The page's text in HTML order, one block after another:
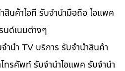
สินค้าไอที รับจำนำมือถือ ไอแพค
นด์เนมต่างๆ
นำ TV บริการ รับจำนำสินค้า
ทรศัพท์ รับจำนำไอแพค รับจำนำ